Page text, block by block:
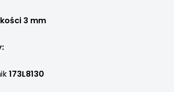
3 mm
173L8130